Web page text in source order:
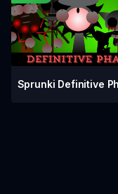
Sprunki Definitive